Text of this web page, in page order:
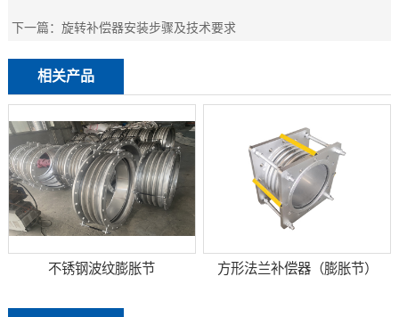
下一篇：旋转补偿器安装步骤及技术要求
相关产品
不锈钢波纹膨胀节 方形法兰补偿器（膨胀节）